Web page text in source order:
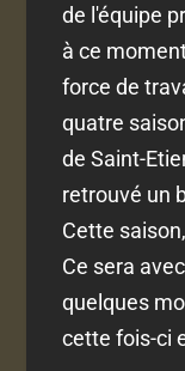
de l'équipe
à ce
force de
quatre
de Saint-
retrouvé un
Cette
Ce sera
quelques
cette fois-ci